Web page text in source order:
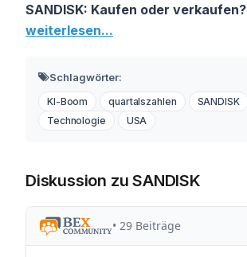
SANDISK: Kaufen oder verkaufen?
weiterlesen...
Schlagwörter:
KI-Boom quartalszahlen
SANDISK
Technologie
USA
Diskussion zu SANDISK